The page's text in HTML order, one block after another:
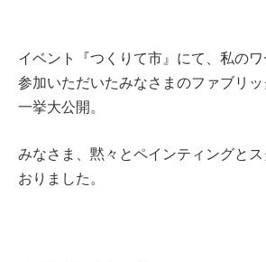
イベント『つくりて市』にて、私の
参加いただいたみなさまのファブリ
一挙大公開。
みなさま、黙々とペインティングと
おりました。